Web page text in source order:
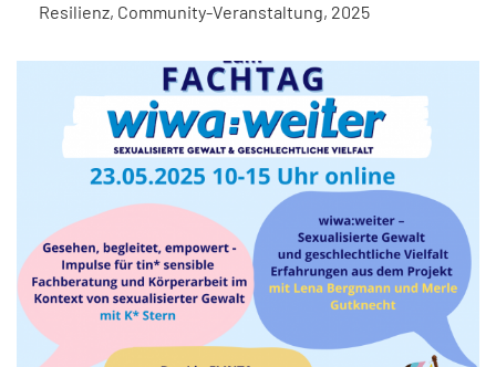
Resilienz, Community-Veranstaltung, 2025